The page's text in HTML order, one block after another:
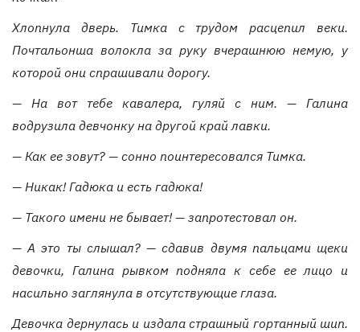
Хлопнула дверь. Тимка с трудом расцепил веки.
Почтальонша волокла за руку вчерашнюю немую, у
которой они спрашивали дорогу.
— На вот тебе кавалера, гуляй с ним. — Галина
водрузила девчонку на другой край лавки.
— Как ее зовут? — сонно поинтересовался Тимка.
— Никак! Гадюка и есть гадюка!
— Такого имени не бывает! — запротестовал он.
— А это ты слышал? — сдавив двумя пальцами щеки
девочки, Галина рывком подняла к себе ее лицо и
насильно заглянула в отсутствующие глаза.
Девочка дернулась и издала страшный гортанный шип.